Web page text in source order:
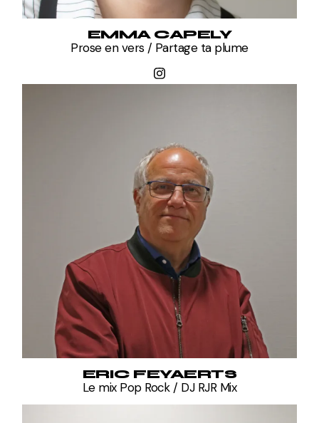
EMMA CAPELY
Prose en vers / Partage ta plume
ERIC FEYAERTS
Le mix Pop Rock / DJ RJR Mix